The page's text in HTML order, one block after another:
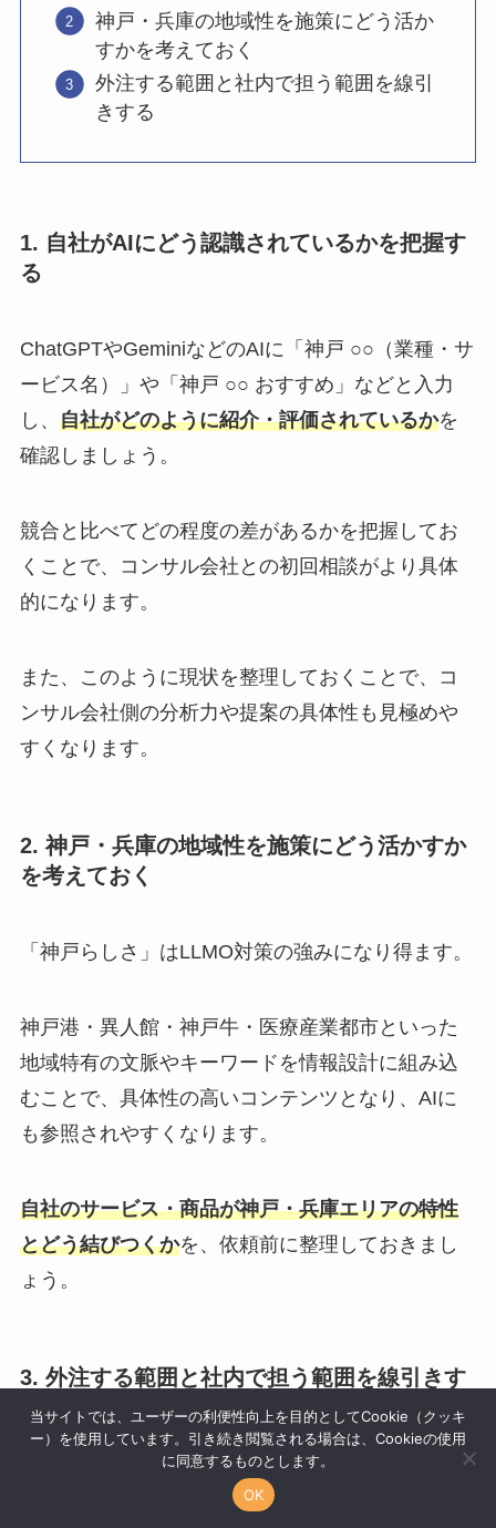
神戸・兵庫の地域性を施策にどう活か
すかを考えておく
外注する範囲と社内で担う範囲を線引
きする
1. 自社がAIにどう認識されているかを把握す
る
ChatGPTやGeminiなどのAIに「神戸 ○○（業種・サ
ービス名）」や「神戸 ○○ おすすめ」などと入力
し、 自社がどのように紹介・評価されているかを
確認しましょう。
競合と比べてどの程度の差があるかを把握してお
くことで、コンサル会社との初回相談がより具体
的になります。
また、このように現状を整理しておくことで、コ
ンサル会社側の分析力や提案の具体性も見極めや
すくなります。
2. 神戸・兵庫の地域性を施策にどう活かすか
を考えておく
「神戸らしさ」はLLMO対策の強みになり得ます。
神戸港・異人館・神戸牛・医療産業都市といった
地域特有の文脈やキーワードを情報設計に組み込
むことで、具体性の高いコンテンツとなり、AIに
も参照されやすくなります。
自社のサービス・商品が神戸・兵庫エリアの特性
とどう結びつくかを、依頼前に整理しておきまし
ょう。
3. 外注する範囲と社内で担う範囲を線引きす
る
LLMO対策は、コンテンツ改善や構造化データの整
当サイトでは、ユーザーの利便性向上を目的としてCookie（クッキ
ー）を使用しています。引き続き閲覧される場合は、Cookieの使用
に同意するものとします。
OK